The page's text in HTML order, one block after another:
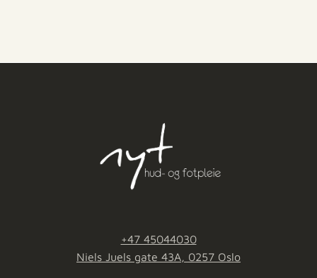
+47 45044030
Niels Juels gate 43A, 0257 Oslo